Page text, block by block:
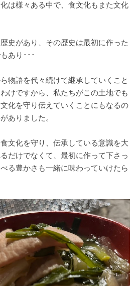
は様々ある中で、食文化もまた文化
史があり、その歴史は最初に作った
あり･･･
物語を代々続けて継承していくこと
けですから、私たちがこの土地でも
化を守り伝えていくことにもなるの
ありました。
文化を守り、伝承している意識を大
だけでなくて、最初に作って下さっ
る豊かさも一緒に味わっていけたら